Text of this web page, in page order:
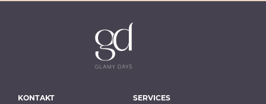
KONTAKT SERVICES